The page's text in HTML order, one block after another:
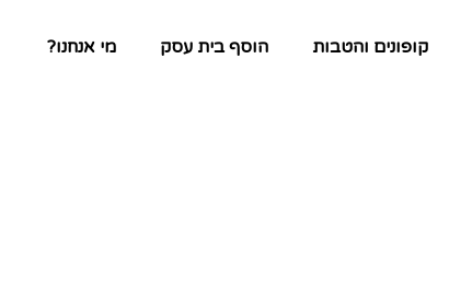
קופונים והטבות הוסף בית עסק מי אנחנו?